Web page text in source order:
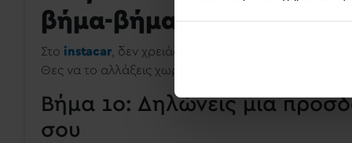
βήμα-βήμα
Στο instacar, δεν χρειάζεται να είσαι expert για να
Θες να το αλλάξεις χωρίς κόπο; Είμαστε εμείς εδώ!
Βήμα 1ο: Δηλώνεις μια
σου